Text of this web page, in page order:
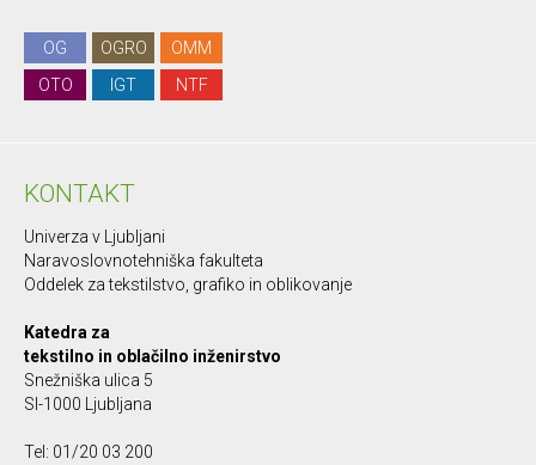
OG OGRO
OMM
OTO
IGT NTF
KONTAKT
Univerza v Ljubljani
Naravoslovnotehniška fakulteta
Oddelek za tekstilstvo, grafiko in oblikovanje
Katedra za
tekstilno in oblačilno inženirstvo
Snežniška ulica 5
SI-1000 Ljubljana
Tel: 01/20 03 200